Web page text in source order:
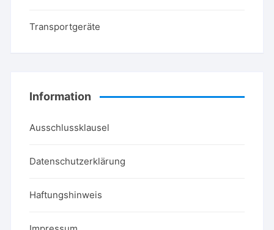
Transportgeräte
Information
Ausschlussklausel
Datenschutzerklärung
Haftungshinweis